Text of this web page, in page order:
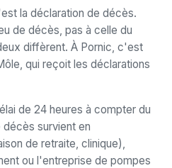
la déclaration de décès.
de décès, pas à celle du
diffèrent. À Pornic, c'est
qui reçoit les déclarations
de 24 heures à compter du
décès survient en
de retraite, clinique),
ou l'entreprise de pompes